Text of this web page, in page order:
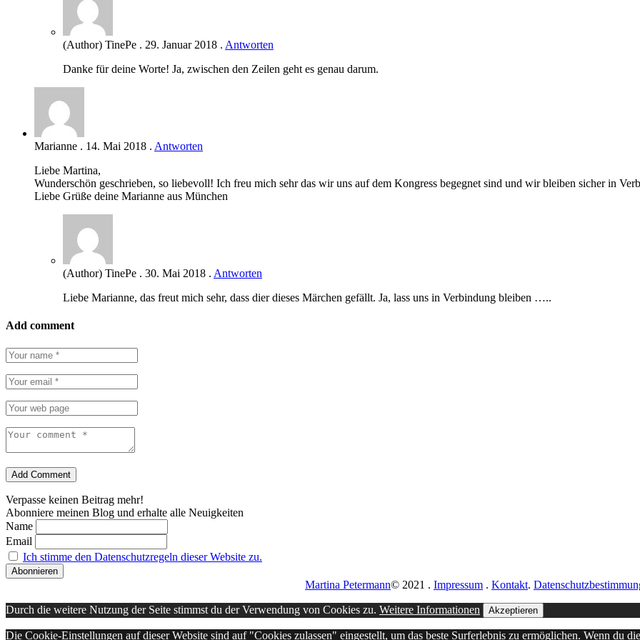
(Author) TinePe . 29. Januar 2018 . Antworten
Danke für deine Worte! Ja, zwischen den Zeilen geht es genau darum.
Marianne . 14. Mai 2018 . Antworten
Liebe Martina,
Wunderschön geschrieben, so liebevoll! Ich freu mich sehr das wir uns auf dem Kongress begegnet sind und wir bleiben sicher in
Liebe Grüße deine Marianne aus München
(Author) TinePe . 30. Mai 2018 . Antworten
Liebe Marianne, das freut mich sehr, dass dier dieses Märchen gefällt. Ja, lass uns in Verbindung bleiben …..
Add comment
Add Comment
Verpasse keinen Beitrag mehr!
Abonniere meinen Blog und erhalte alle Neuigkeiten
Name
Email
Ich stimme den Datenschutzregeln dieser Website zu.
Martina Petermann© 2021 . Impressum . Kontakt.
Durch die weitere Nutzung der Seite stimmst du der Verwendung von Cookies zu. Weitere Informationen Akzeptieren
Die Cookie-Einstellungen auf dieser Website sind auf "Cookies zulassen" eingestellt, um das beste Surferlebnis zu ermöglichen. Wenn du